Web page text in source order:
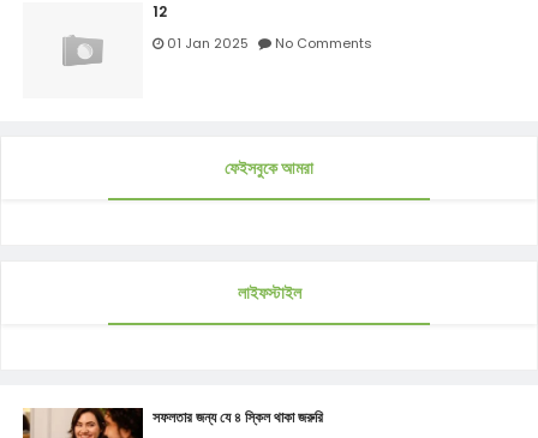
12
01 Jan 2025 No Comments
ফেইসবুকে আমরা
লাইফস্টাইল
সফলতার জন্য যে ৪ স্কিল থাকা জরুরি